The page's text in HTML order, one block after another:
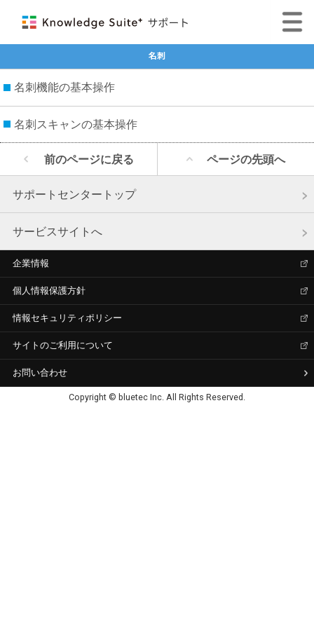
名刺
名刺機能の基本操作
名刺スキャンの基本操作
前のページに戻る ページの先頭へ
サポートセンタートップ
サービスサイトへ
企業情報
個人情報保護方針
情報セキュリティポリシー
サイトのご利用について
お問い合わせ
Copyright © bluetec Inc. All Rights Reserved.